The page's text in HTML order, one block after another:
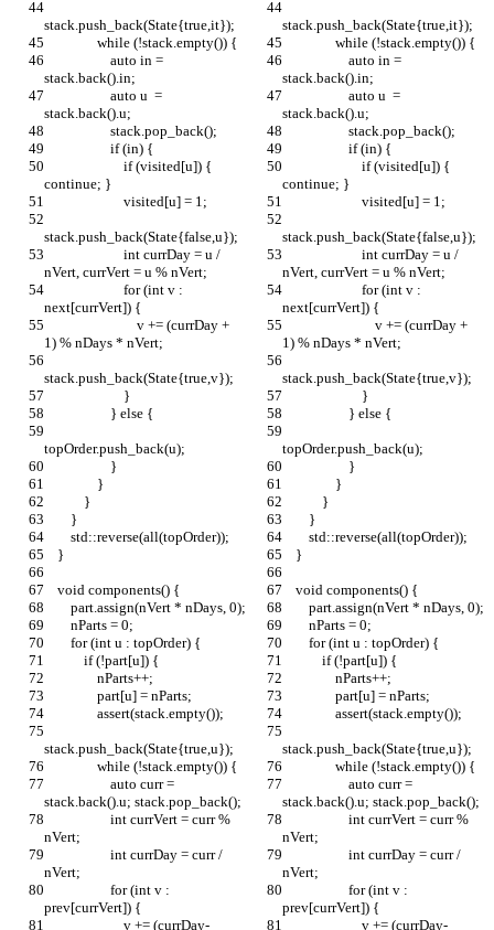
stack.push_back(State{true,it});
stack.push_back(State{true,it});
                while (!stack.empty()) {
                while (!stack.empty()) {
stack.back().in;
stack.back().in;
stack.back().u;
stack.back().u;
                    stack.pop_back();
                    stack.pop_back();
                    if (in) {
                    if (in) {
continue; }
continue; }
                        visited[u] = 1;
                        visited[u] = 1;
stack.push_back(State{false,u});
stack.push_back(State{false,u});
nVert, currVert = u % nVert;
nVert, currVert = u % nVert;
next[currVert]) {
next[currVert]) {
1) % nDays * nVert;
1) % nDays * nVert;
stack.push_back(State{true,v});
stack.push_back(State{true,v});
                        }
                        }
                    } else {
                    } else {
topOrder.push_back(u);
topOrder.push_back(u);
                    }
                    }
                }
                }
            }
            }
        }
        }
        std::reverse(all(topOrder));
        std::reverse(all(topOrder));
    }
    }
    void components() {
    void components() {
        part.assign(nVert * nDays, 0);
        part.assign(nVert * nDays, 0);
        nParts = 0;
        nParts = 0;
        for (int u : topOrder) {
        for (int u : topOrder) {
            if (!part[u]) {
            if (!part[u]) {
                nParts++;
                nParts++;
                part[u] = nParts;
                part[u] = nParts;
                assert(stack.empty());
                assert(stack.empty());
stack.push_back(State{true,u});
stack.push_back(State{true,u});
                while (!stack.empty()) {
                while (!stack.empty()) {
stack.back().u; stack.pop_back();
stack.back().u; stack.pop_back();
nVert;
nVert;
nVert;
nVert;
prev[currVert]) {
prev[currVert]) {